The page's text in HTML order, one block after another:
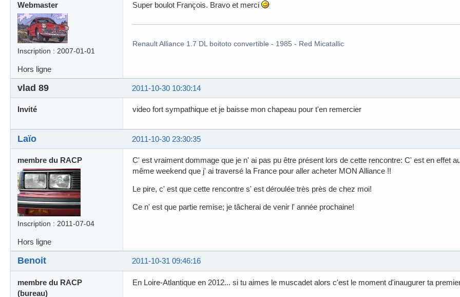
Webmaster
Inscription : 2007-01-01
Super boulot François. Bravo et merci
Renault Alliance 1.7 DL boitoto convertible - 1985 - Red Micatallic
Hors ligne
2011-10-30 10:30:14
vlad 89
Invité video fort sympathique et je baisse mon chapeau pour t'en remercier
2011-10-30 23:30:35
Laïo
membre du RACP
Inscription : 2011-07-04
C' est vraiment dommage que je n' ai pas pu être présent lors de cette rencontre: C' est en effet
même weekend que j' ai traversé la France pour aller acheter MON Alliance !!
Le pire, c' est que cette rencontre s' est déroulée très près de chez moi!
Ce n' est que partie remise; je tâcherai de venir l' année prochaine!
Hors ligne
2011-10-31 09:46:16
Benoit
membre du RACP
(bureau)
En Loire-Atlantique en 2012... si tu aimes le muscadet alors c'est le moment d'inaugurer ta